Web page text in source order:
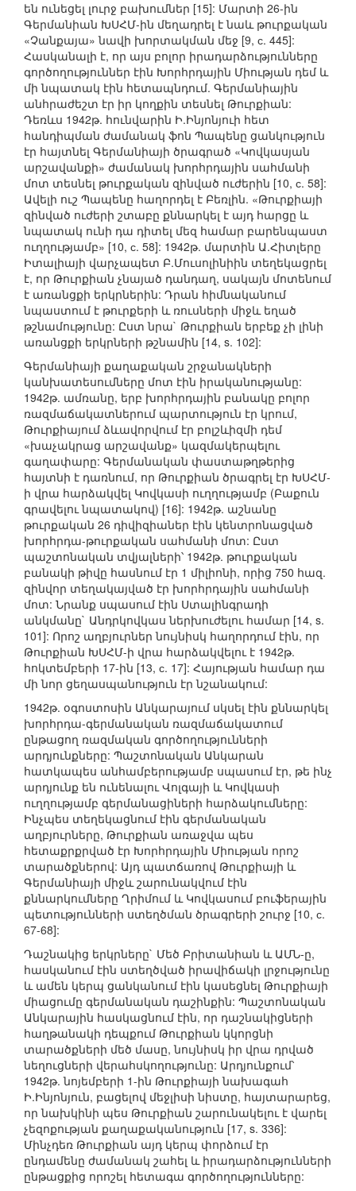
են ունեցել լուրջ բախումներ [15]: Մարտի 26-ին
Գերմանիան ԽՍՀՄ-ին մեղադրել է նաև թուրքական
«Չանքայա» նավի խորտակման մեջ [9, с. 445]:
Հասկանալի է, որ այս բոլոր իրադարձությունները
գործողություններ էին Խորհրդային Միության դեմ և
մի նպատակ էին հետապնդում. Գերմանիային
անհրաժեշտ էր իր կողքին տեսնել Թուրքիան:
Դեռևս 1942թ. հունվարին Ի.Ինյոնյուի հետ
հանդիպման ժամանակ ֆոն Պապենը ցանկություն
էր հայտնել Գերմանիայի ծրագրած «Կովկասյան
արշավանքի» ժամանակ խորհրդային սահմանի
մոտ տեսնել թուրքական զինված ուժերին [10, с. 58]:
Ավելի ուշ Պապենը հաղորդել է Բեռլին. «Թուրքիայի
զինված ուժերի շտաբը քննարկել է այդ հարցը և
նպատակ ունի դա դիտել մեզ համար բարենպաստ
ուղղությամբ» [10, с. 58]: 1942թ. մարտին Ա.Հիտլերը
Իտալիայի վարչապետ Բ.Մուսոլինիին տեղեկացրել
է, որ Թուրքիան չնայած դանդաղ, սակայն մոտենում
է առանցքի երկրներին: Դրան հիմնականում
նպաստում է թուրքերի և ռուսների միջև եղած
թշնամությունը: Ըստ նրա` Թուրքիան երբեք չի լինի
առանցքի երկրների թշնամին [14, s. 102]:
Գերմանիայի քաղաքական շրջանակների
կանխատեսումները մոտ էին իրականությանը:
1942թ. ամռանը, երբ խորհրդային բանակը բոլոր
ռազմաճակատներում պարտություն էր կրում,
Թուրքիայում ձևավորվում էր բոլշևիզմի դեմ
«խաչակրաց արշավանք» կազմակերպելու
գաղափարը: Գերմանական փաստաթղթերից
հայտնի է դառնում, որ Թուրքիան ծրագրել էր ԽՍՀՄ-
ի վրա հարձակվել Կովկասի ուղղությամբ (Բաքուն
գրավելու նպատակով) [16]: 1942թ. աշնանը
թուրքական 26 դիվիզիաներ էին կենտրոնացված
խորհրդա-թուրքական սահմանի մոտ: Ըստ
պաշտոնական տվյալների՝ 1942թ. թուրքական
բանակի թիվը հասնում էր 1 միլիոնի, որից 750 հազ.
զինվոր տեղակայված էր խորհրդային սահմանի
մոտ: Նրանք սպասում էին Ստալինգրադի
անկմանը` Անդրկովկաս ներխուժելու համար [14, s.
101]: Որոշ աղբյուրներ նույնիսկ հաղորդում էին, որ
Թուրքիան ԽՍՀՄ-ի վրա հարձակվելու է 1942թ.
հոկտեմբերի 17-ին [13, с. 17]: Հայության համար դա
մի նոր ցեղասպանություն էր նշանակում:
1942թ. օգոստոսին Անկարայում սկսել էին քննարկել
խորհրդա-գերմանական ռազմաճակատում
ընթացող ռազմական գործողությունների
արդյունքները: Պաշտոնական Անկարան
հատկապես անհամբերությամբ սպասում էր, թե ինչ
արդյունք են ունենալու Վոլգայի և Կովկասի
ուղղությամբ գերմանացիների հարձակումները:
Ինչպես տեղեկացնում էին գերմանական
աղբյուրները, Թուրքիան առաջվա պես
հետաքրքրված էր Խորհրդային Միության որոշ
տարածքներով: Այդ պատճառով Թուրքիայի և
Գերմանիայի միջև շարունակվում էին
քննարկումները Ղրիմում և Կովկասում բուֆերային
պետությունների ստեղծման ծրագրերի շուրջ [10, с.
67-68]:
Դաշնակից երկրները` Մեծ Բրիտանիան և ԱՄՆ-ը,
հասկանում էին ստեղծված իրավիճակի լրջությունը
և ամեն կերպ ցանկանում էին կասեցնել Թուրքիայի
միացումը գերմանական դաշինքին: Պաշտոնական
Անկարային հասկացնում էին, որ դաշնակիցների
հաղթանակի դեպքում Թուրքիան կկորցնի
տարածքների մեծ մասը, նույնիսկ իր վրա դրված
նեղուցների վերահսկողությունը: Արդյունքում՝
1942թ. նոյեմբերի 1-ին Թուրքիայի նախագահ
Ի.Ինյոնյուն, բացելով մեջլիսի նիստը, հայտարարեց,
որ նախկինի պես Թուրքիան շարունակելու է վարել
չեզոքության քաղաքականություն [17, s. 336]:
Մինչդեռ Թուրքիան այդ կերպ փորձում էր
ընդամենը ժամանակ շահել և իրադարձությունների
ընթացքից որոշել հետագա գործողությունները: